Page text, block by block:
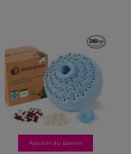
Ajouter au panier